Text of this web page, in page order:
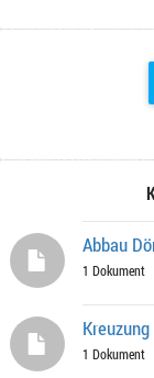
Abbau
1 Dokument
1 Dokument